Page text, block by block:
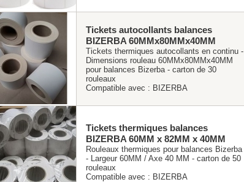
Tickets autocollants balances
BIZERBA 60MMx80MMx40MM
Tickets thermiques autocollants en continu -
Dimensions rouleau 60MMx80MMx40MM
pour balances Bizerba - carton de 30
rouleaux
Compatible avec : BIZERBA
Tickets thermiques balances
BIZERBA 60MM x 82MM x 40MM
Rouleaux thermiques pour balances Bizerba
- Largeur 60MM / Axe 40 MM - carton de 50
rouleaux
Compatible avec : BIZERBA